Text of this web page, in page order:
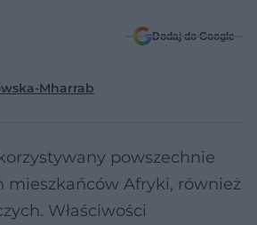
Dodaj do Google
Mharrab
powszechnie
mieszkańców Afryki, również
Właściwości